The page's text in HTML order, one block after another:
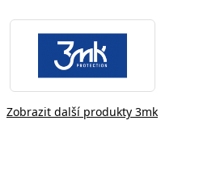
Zobrazit další produkty 3mk